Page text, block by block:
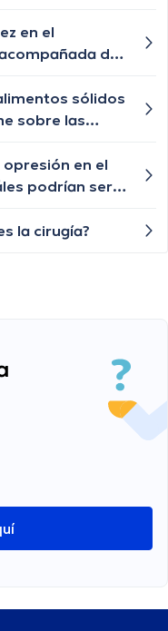
médica?
en el
de
y cuándosólidos
sobre las
en el
podrían ser
atención
la cirugía?